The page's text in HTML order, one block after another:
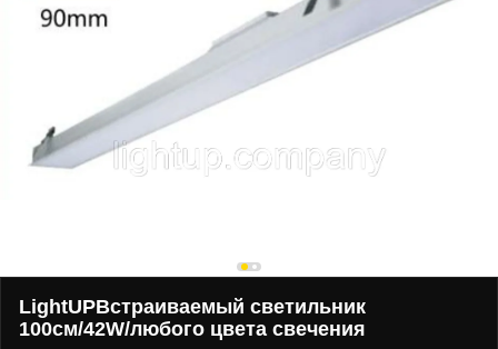
LightUPВстраиваемый светильник
100см/42W/любого цвета свечения